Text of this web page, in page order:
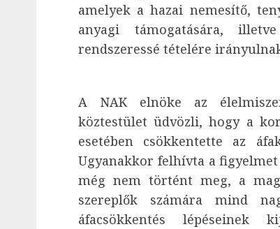
amelyek a hazai nemesítő,
anyagi támogatására,
rendszeressé tételére
A NAK elnöke az
köztestület üdvözli, hogy a
esetében csökkentette az
Ugyanakkor felhívta a
még nem történt meg, a
szereplők számára mind
áfacsökkentés lépéseinek